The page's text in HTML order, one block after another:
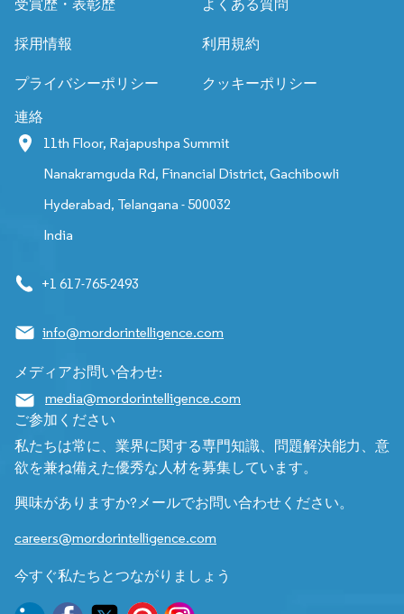
受賞歴・表彰歴 よくある質問
採用情報 利用規約
プライバシーポリシー クッキーポリシー
連絡
11th Floor, Rajapushpa Summit
Nanakramguda Rd, Financial District, Gachibowli
Hyderabad, Telangana - 500032
India
+1 617-765-2493
info@mordorintelligence.com
メディアお問い合わせ:
media@mordorintelligence.com
ご参加ください
私たちは常に、業界に関する専門知識、問題解決能力、意
欲を兼ね備えた優秀な人材を募集しています。
興味がありますか?メールでお問い合わせください。
careers@mordorintelligence.com
今すぐ私たちとつながりましょう